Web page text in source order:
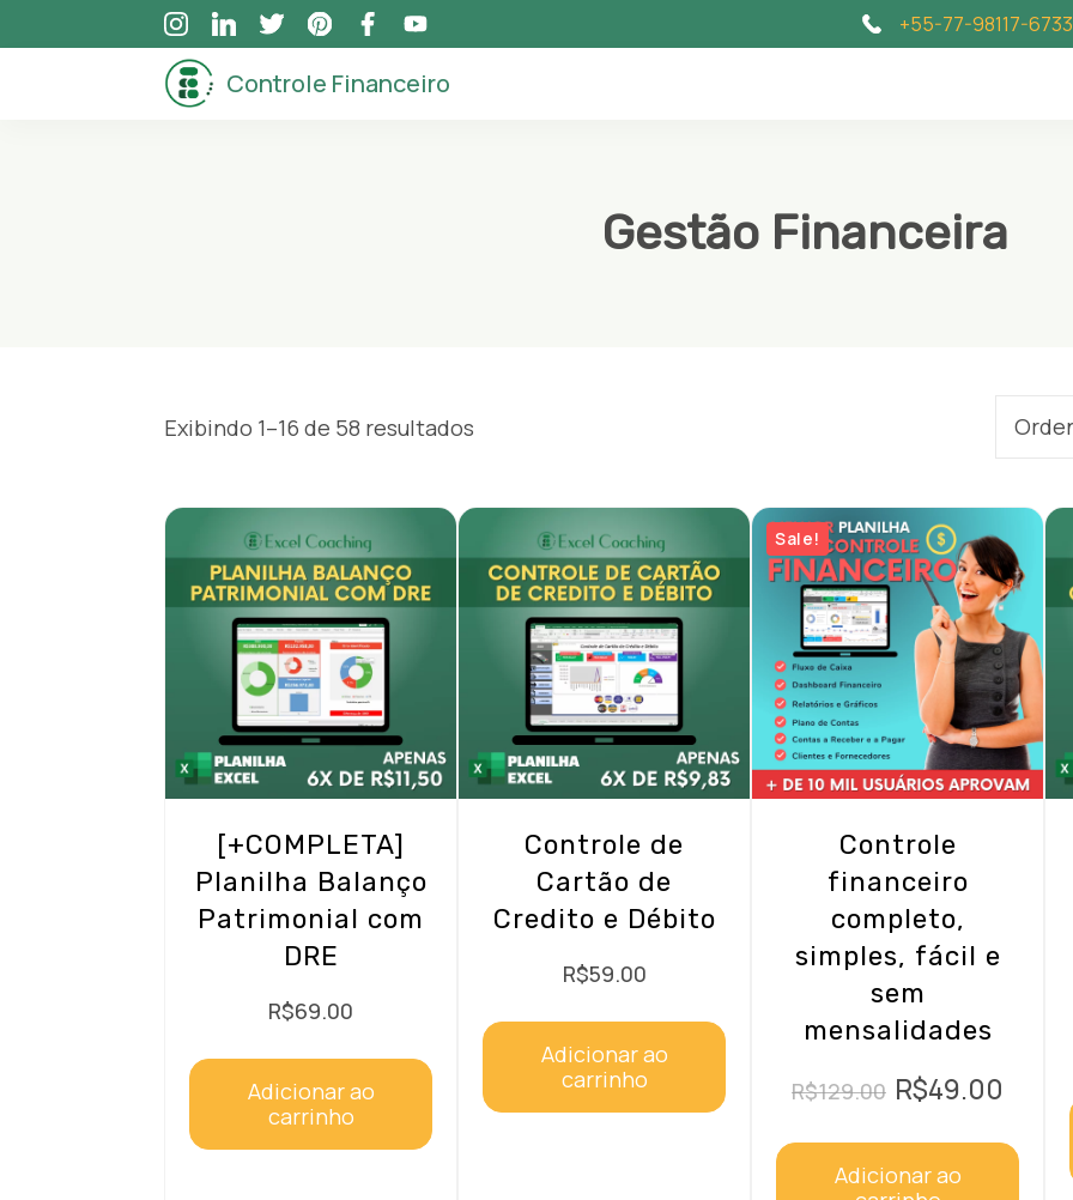
to
+55-77-98117-6733
Controle Financeiro
Gestão Financeira
Exibindo 1–16 de 58 resultados
[+COMPLETA]
Planilha Balanço
Patrimonial com
DRE
R$69.00
Adicionar ao
carrinho
Controle de
Cartão de
Credito e Débito
R$59.00
Adicionar ao
carrinho
Sale!
Controle
financeiro
completo,
simples, fácil e
sem
mensalidades
R$129.00 O
era:
R$49.00
atual
Adicionar ao